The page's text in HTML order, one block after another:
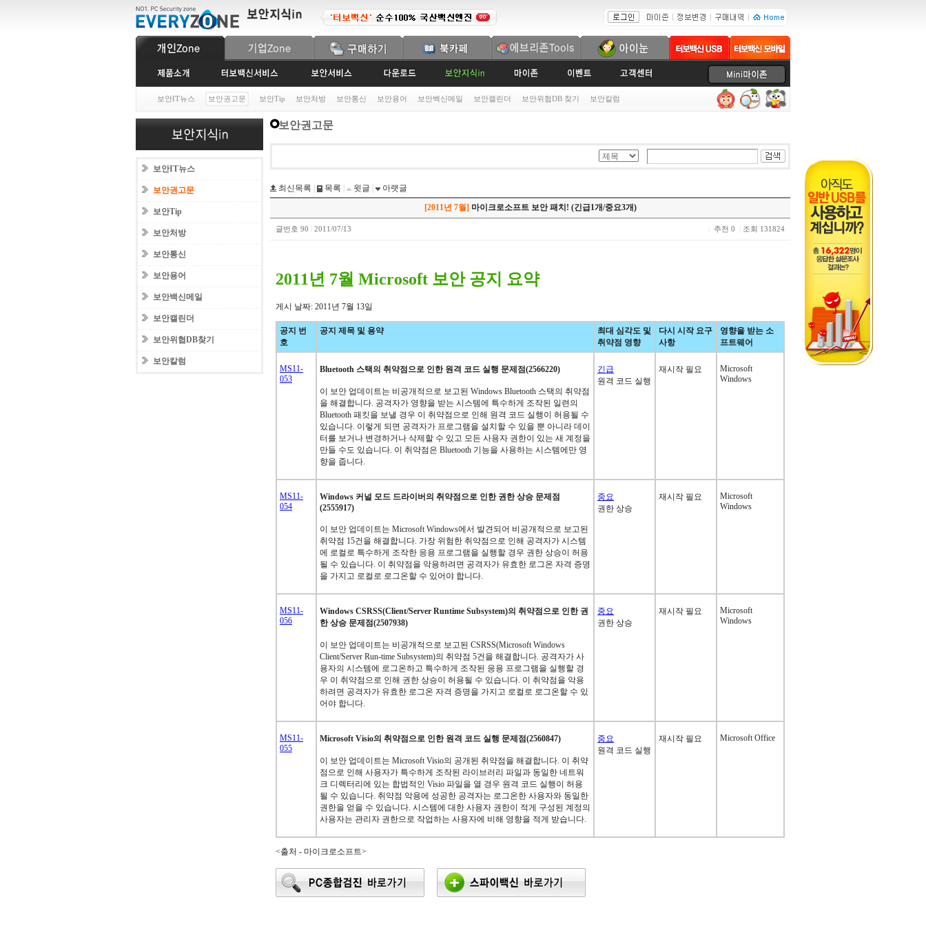
보안IT뉴스 보안권고문 보안Tip 보안처방 보안통신 보안용어 보안백신메일 보안캘린더 보안위협DB 찾기 보안칼럼
보안IT뉴스
보안권고문
보안Tip
보안처방
보안통신
보안용어
보안백신메일
보안캘린더
보안위협DB찾기
보안칼럼
보안권고문
최신목록 목록 윗글
아랫글
[2011년 7월] 마이크로소프트 보안 패치! (긴급1개/중요3개)
글번호 90 2011/07/13 추천 0 조회 131824
2011년 7월 Microsoft 보안 공지 요약
게시 날짜: 2011년 7월 13일
공지 번
호
공지 제목 및 용약
최대 심각도 및
취약점 영향
다시 시작 요구
사항
영향을 받는 소
프트웨어
MS11-
053
Bluetooth 스택의 취약점으로 인한 원격 코드 실행 문제점(2566220)
이 보안 업데이트는 비공개적으로 보고된 Windows Bluetooth 스택의 취약점
을 해결합니다. 공격자가 영향을 받는 시스템에 특수하게 조작된 일련의
Bluetooth 패킷을 보낼 경우 이 취약점으로 인해 원격 코드 실행이 허용될 수
있습니다. 이렇게 되면 공격자가 프로그램을 설치할 수 있을 뿐 아니라 데이
터를 보거나 변경하거나 삭제할 수 있고 모든 사용자 권한이 있는 새 계정을
만들 수도 있습니다. 이 취약점은 Bluetooth 기능을 사용하는 시스템에만 영
향을 줍니다.
긴급
원격 코드 실행
재시작 필요
Microsoft
Windows
MS11-
054
Windows 커널 모드 드라이버의 취약점으로 인한 권한 상승 문제점
(2555917)
이 보안 업데이트는 Microsoft Windows에서 발견되어 비공개적으로 보고된
취약점 15건을 해결합니다. 가장 위험한 취약점으로 인해 공격자가 시스템
에 로컬로 특수하게 조작한 응용 프로그램을 실행할 경우 권한 상승이 허용
될 수 있습니다. 이 취약점을 악용하려면 공격자가 유효한 로그온 자격 증명
을 가지고 로컬로 로그온할 수 있어야 합니다.
중요
권한 상승
재시작 필요
Microsoft
Windows
MS11-
056
Windows CSRSS(Client/Server Runtime Subsystem)의 취약점으로 인한 권
한 상승 문제점(2507938)
이 보안 업데이트는 비공개적으로 보고된 CSRSS(Microsoft Windows
Client/Server Run-time Subsystem)의 취약점 5건을 해결합니다. 공격자가 사
용자의 시스템에 로그온하고 특수하게 조작된 응용 프로그램을 실행할 경
우 이 취약점으로 인해 권한 상승이 허용될 수 있습니다. 이 취약점을 악용
하려면 공격자가 유효한 로그온 자격 증명을 가지고 로컬로 로그온할 수 있
어야 합니다.
중요
권한 상승
재시작 필요
Microsoft
Windows
MS11-
055
Microsoft Visio의 취약점으로 인한 원격 코드 실행 문제점(2560847)
이 보안 업데이트는 Microsoft Visio의 공개된 취약점을 해결합니다. 이 취약
점으로 인해 사용자가 특수하게 조작된 라이브러리 파일과 동일한 네트워
크 디렉터리에 있는 합법적인 Visio 파일을 열 경우 원격 코드 실행이 허용
될 수 있습니다. 취약점 악용에 성공한 공격자는 로그온한 사용자와 동일한
권한을 얻을 수 있습니다. 시스템에 대한 사용자 권한이 적게 구성된 계정의
사용자는 관리자 권한으로 작업하는 사용자에 비해 영향을 적게 받습니다.
중요
원격 코드 실행
재시작 필요 Microsoft Office
<출처 - 마이크로소프트>